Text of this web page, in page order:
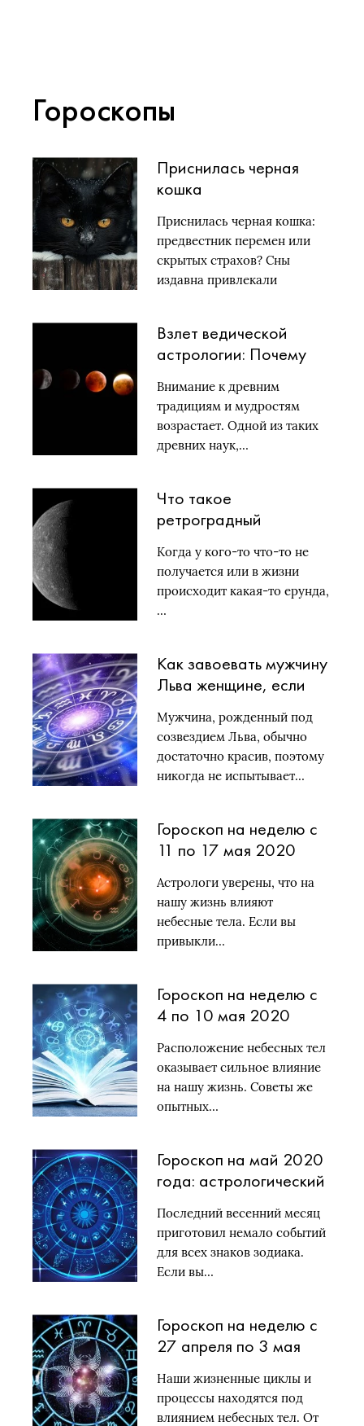
Гороскопы
Приснилась черная
кошка
Приснилась черная кошка:
предвестник перемен или
скрытых страхов? Сны
издавна привлекали
Взлет ведической
астрологии: Почему
Внимания
Внимание к древним
традициям и мудростям
возрастает. Одной из таких
древних наук,…
Что такое
ретроградный
на людей и что нельзя
делать в этот период
Когда у кого-то что-то не
получается или в жизни
происходит какая-то ерунда,
…
Как завоевать мужчину
Льва женщине, если
Мужчина, рожденный под
созвездием Льва, обычно
достаточно красив, поэтому
никогда не испытывает…
Гороскоп на неделю с
11 по 17 мая 2020
неба?
Астрологи уверены, что на
нашу жизнь влияют
небесные тела. Если вы
привыкли…
Гороскоп на неделю с
4 по 10 мая 2020
года: кому улыбнуться
звезды?
Расположение небесных тел
оказывает сильное влияние
на нашу жизнь. Советы же
опытных…
Гороскоп на май 2020
года: астрологический
знаков зодиака
Последний весенний месяц
приготовил немало событий
для всех знаков зодиака.
Если вы…
Гороскоп на неделю с
27 апреля по 3 мая
Наши жизненные циклы и
процессы находятся под
влиянием небесных тел. От